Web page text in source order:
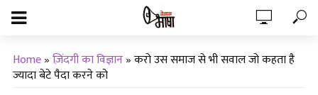
Home»ज़िंदगी का विज्ञान»करो उस समाज से भी सवाल जो कहता है
ज्यादा बेटे पैदा करने को